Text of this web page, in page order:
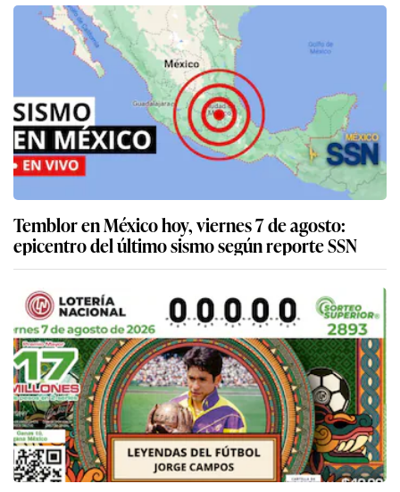
Temblor en México hoy, viernes 7 de agosto:
epicentro del último sismo según reporte SSN